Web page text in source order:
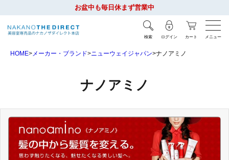
お盆中も毎日休まず営業中
検索 ログイン カート メニュー
HOME メーカー・ブランド ニューウェイジャパン ナノアミノ
ナノアミノ